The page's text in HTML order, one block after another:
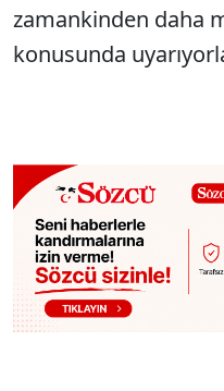
zamankinden daha
konusunda